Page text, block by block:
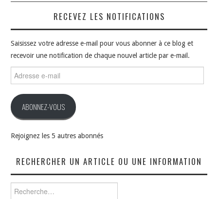
RECEVEZ LES NOTIFICATIONS
Saisissez votre adresse e-mail pour vous abonner à ce blog et
recevoir une notification de chaque nouvel article par e-mail.
e-
ABONNEZ-VOUS
Rejoignez les 5 autres abonnés
RECHERCHER UN ARTICLE OU UNE INFORMATION